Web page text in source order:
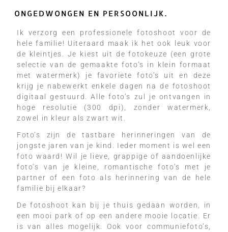
ONGEDWONGEN EN PERSOONLIJK.
Ik verzorg een professionele fotoshoot voor de
hele familie! Uiteraard maak ik het ook leuk voor
de kleintjes. Je kiest uit de fotokeuze (een grote
selectie van de gemaakte foto’s in klein formaat
met watermerk) je favoriete foto’s uit en deze
krijg je nabewerkt enkele dagen na de fotoshoot
digitaal gestuurd. Alle foto’s zul je ontvangen in
hoge resolutie (300 dpi), zonder watermerk,
zowel in kleur als zwart wit.
Foto’s zijn de tastbare herinneringen van de
jongste jaren van je kind. Ieder moment is wel een
foto waard! Wil je lieve, grappige of aandoenlijke
foto’s van je kleine, romantische foto’s met je
partner of een foto als herinnering van de hele
familie bij elkaar?
De fotoshoot kan bij je thuis gedaan worden, in
een mooi park of op een andere mooie locatie. Er
is van alles mogelijk. Ook voor communiefoto’s,